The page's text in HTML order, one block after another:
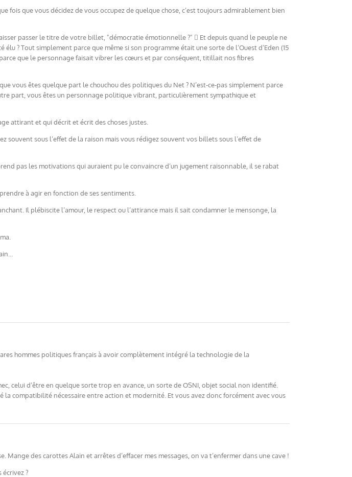
fois que vous décidez de vous occupez de quelque chose, c’est toujours admirablement bien
passer le titre de votre billet, "démocratie émotionnelle ?"  Et depuis quand le peuple ne
? Tout simplement parce que même si son programme était une sorte de l’Ouest d’Eden (15
que le personnage faisait vibrer les cœurs et par conséquent, titillait nos fibres
vous êtes quelque part le chouchou des politiques du Net ? N’est-ce-pas simplement parce
part, vous êtes un personnage politique vibrant, particulièrement sympathique et
attirant et qui décrit et écrit des choses justes.
souvent sous l’effet de la raison mais vous rédigez souvent vos billets sous l’effet de
pas les motivations qui auraient pu le convaincre d’un jugement raisonnable, il se rabat
à agir en fonction de ses sentiments.
Il plébiscite l’amour, le respect ou l’attirance mais il sait condamner le mensonge, la
hommes politiques français à avoir complètement intégré la technologie de la
celui d’être en quelque sorte trop en avance, un sorte de OSNI, objet social non identifié.
compatibilité nécessaire entre action et modernité. Et vous avez donc forcément avec vous
Mange des carottes Alain et arrêtes d’effacer mes messages, on va t’enfermer dans une cave !
?